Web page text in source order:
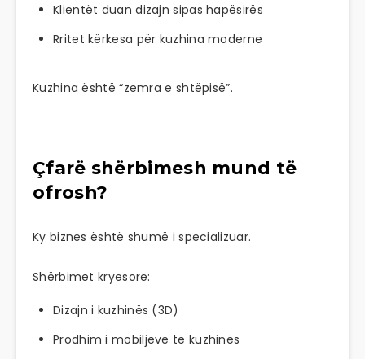
Klientët duan dizajn sipas hapësirës
Rritet kërkesa për kuzhina moderne
Kuzhina është “zemra e shtëpisë”.
Çfarë shërbimesh mund të
ofrosh?
Ky biznes është shumë i specializuar.
Shërbimet kryesore:
Dizajn i kuzhinës (3D)
Prodhim i mobiljeve të kuzhinës